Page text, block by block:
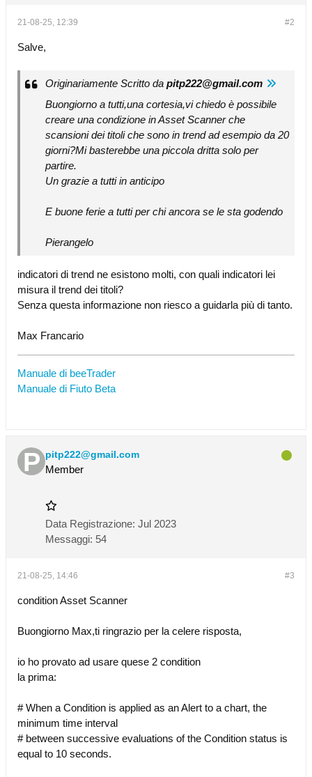
#2
21-08-25, 12:39
Salve,
Originariamente Scritto da pitp222@gmail.com
Buongiorno a tutti,una cortesia,vi chiedo è possibile
creare una condizione in Asset Scanner che
scansioni dei titoli che sono in trend ad esempio da 20
giorni?Mi basterebbe una piccola dritta solo per
partire.
Un grazie a tutti in anticipo
E buone ferie a tutti per chi ancora se le sta godendo
Pierangelo
indicatori di trend ne esistono molti, con quali indicatori lei
misura il trend dei titoli?
Senza questa informazione non riesco a guidarla più di tanto.
Max Francario
Manuale di beeTrader
Manuale di Fiuto Beta
pitp222@gmail.com
Member
Data Registrazione: Jul 2023
Messaggi: 54
#3
21-08-25, 14:46
condition Asset Scanner
Buongiorno Max,ti ringrazio per la celere risposta,
io ho provato ad usare quese 2 condition
la prima:
# When a Condition is applied as an Alert to a chart, the
minimum time interval
# between successive evaluations of the Condition status is
equal to 10 seconds.